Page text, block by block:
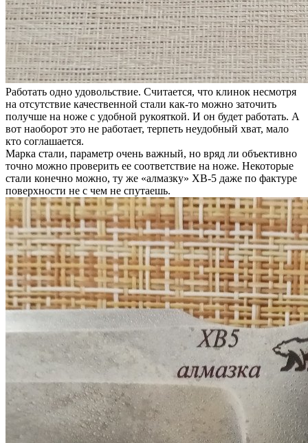
Работать одно удовольствие. Считается, что клинок несмотря
на отсутствие качественной стали как-то можно заточить
получше на ноже с удобной рукояткой. И он будет работать. А
вот наоборот это не работает, терпеть неудобный хват, мало
кто соглашается.
Марка стали, параметр очень важный, но вряд ли объективно
точно можно проверить ее соответствие на ноже. Некоторые
стали конечно можно, ту же «алмазку» ХВ-5 даже по фактуре
поверхности не с чем не спутаешь.